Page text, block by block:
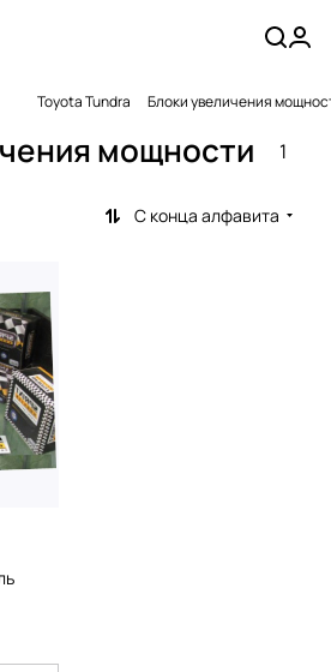
Toyota Tundra Блоки увеличения
мощности 1
С конца алфавита